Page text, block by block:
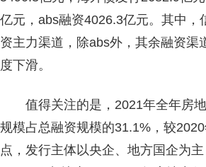
亿元，abs融资4026.3亿元。其中，
资主力渠道，除abs外，其余融资渠
度下滑。
值得关注的是，2021年全年房
规模占总融资规模的31.1%，较
点，发行主体以央企、地方国企为